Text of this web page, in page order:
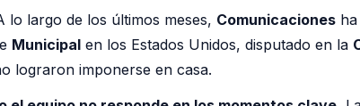
lo largo de los últimos meses, Comunicaciones
Municipal en los Estados Unidos, disputado en la
lograron imponerse en casa.